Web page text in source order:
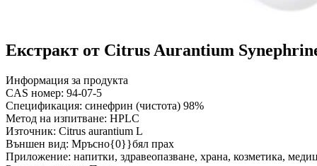
Екстракт от Citrus Aurantium
Информация за продукта
CAS номер: 94-07-5
Спецификация: синефрин (чистота) 98%
Метод на изпитване: HPLC
Източник: Citrus aurantium L
Външен вид: Мръсно{0}}бял прах
Приложение: напитки, здравеопазване, храна, козметика,